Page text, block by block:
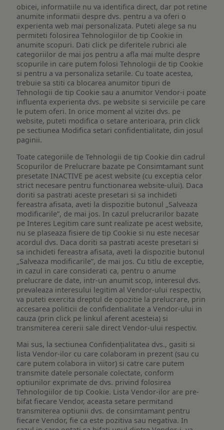
obicei, informatiile nu va identifica direct, dar pot retine
anumite informatii despre dvs. pentru a va oferi o
experienta web mai personalizata. Puteti alege sa nu
permiteti folosirea Tehnologiilor de tip Cookie in
anumite scopuri. Dati click pe diferitele rubrici ale
categoriilor de mai jos pentru a afla mai multe despre
scopurile in care putem folosi Tehnologii de tip Cookie
si pentru a va personaliza setarile. Cu toate acestea,
trebuie sa stiti ca blocarea anumitor tipuri de
Tehnologii de tip Cookie sau a anumitor Vendor-i poate
influenta experienta dvs. pe website si serviciile pe care
le putem oferi. In orice moment al vizitei dvs. pe
website, puteti modifica o setare anterioara, prin click
pe sectiunea Modifica setari confidentialitate, din josul
paginii.
Toate categoriile de Tehnologii de tip Cookie din cadrul
Scopurilor de Prelucrare bazate pe Consimtamant sunt
presetate INACTIVE pe acest website (cu exceptia celor
strict necesare pentru functionarea website-ului). Daca
doriti sa pastrati aceste presetari si sa inchideti
fereastra afisata, aveti la dispozitie butonul „Salveaza
modificarile”, de mai jos. In cazul prelucrarilor bazate
pe Interes Legitim care sunt realizate pe acest website,
nu se plaseaza fisiere de tip Cookie si nu este necesar
acordul dvs. Daca doriti sa pastrati aceste presetari si
sa inchideti fereastra afisata, aveti la dispozitie butonul
„Salveaza modificarile”, de mai jos. Cu titlu de exceptie,
in cazul in care considerati ca, pentru o anume
prelucrare de date, intr-un anumit scop, interesul dvs.
prevaleaza interesului legitim al Vendor-ului respectiv,
va puteti exercita dreptul de opozitie la prelucrare, prin
accesarea politicii de confidentialitate a Vendor-ului in
cauza (prin click pe linkul aferent acesteia) si
transmiterea cererii sale direct Vendor-ului respectiv.
Mai sus, la sectiunea Confidențialitatea dvs., gasiti si
lista Vendor-ilor cu care colaboram in prezent (sau cu
care putem colabora in viitor) si catre care putem
transmite datele personale colectate, conform
optiunilor exprimate de dvs. privind folosirea
Tehnologiilor de tip Cookie. Lista Vendor-ilor are pre-
bifat fiecare Vendor, aceasta setare permitand
transmiterea optiunii dvs. de consimtamant pentru
fiecare Vendor, fie ca este pozitiva sau negativa. In